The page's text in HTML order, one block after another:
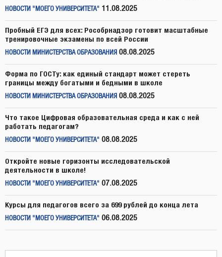
НОВОСТИ "МОЕГО УНИВЕРСИТЕТА" 11.08.2025
Пробный ЕГЭ для всех: Рособрнадзор готовит масштабные
тренировочные экзамены по всей России
НОВОСТИ МИНИСТЕРСТВА ОБРАЗОВАНИЯ 08.08.2025
Форма по ГОСТу: как единый стандарт может стереть
границы между богатыми и бедными в школе
НОВОСТИ МИНИСТЕРСТВА ОБРАЗОВАНИЯ 08.08.2025
Что такое Цифровая образовательная среда и как с ней
работать педагогам?
НОВОСТИ "МОЕГО УНИВЕРСИТЕТА" 08.08.2025
Откройте новые горизонты исследовательской
деятельности в школе!
НОВОСТИ "МОЕГО УНИВЕРСИТЕТА" 07.08.2025
Курсы для педагогов всего за 699 рублей до конца лета
НОВОСТИ "МОЕГО УНИВЕРСИТЕТА" 06.08.2025